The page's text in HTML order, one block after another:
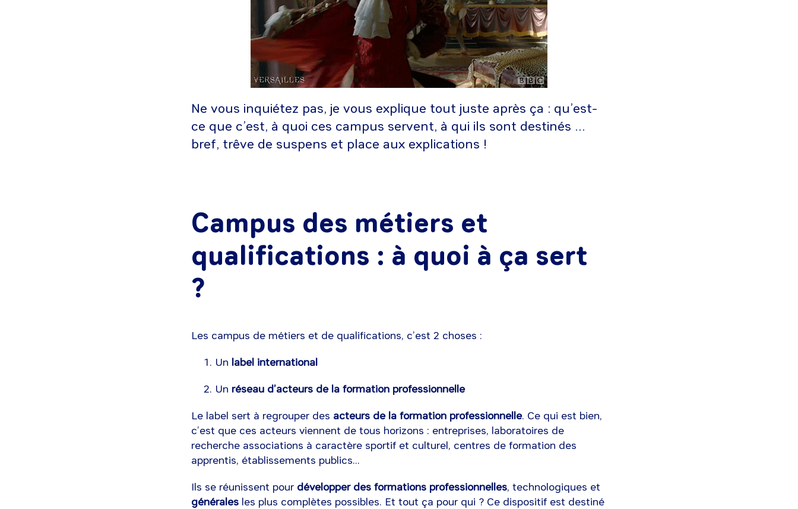
Ne vous inquiétez pas, je vous explique tout juste après ça : qu’est-
ce que c’est, à quoi ces campus servent, à qui ils sont destinés …
bref, trêve de suspens et place aux explications !
Campus des métiers et
qualifications : à quoi à ça sert
?
Les campus de métiers et de qualifications, c’est 2 choses :
Un label international
Un réseau d’acteurs de la formation professionnelle
Le label sert à regrouper des acteurs de la formation professionnelle. Ce qui est bien,
c’est que ces acteurs viennent de tous horizons : entreprises, laboratoires de
recherche associations à caractère sportif et culturel, centres de formation des
apprentis, établissements publics...
Ils se réunissent pour développer des formations professionnelles, technologiques et
générales les plus complètes possibles. Et tout ça pour qui ? Ce dispositif est destiné